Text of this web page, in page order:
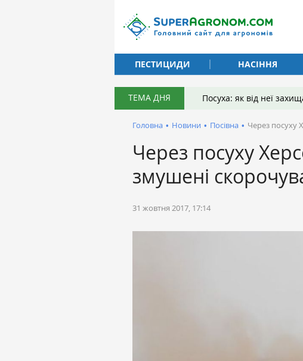
ПЕСТИЦИДИ
НАСІННЯ
ТЕМА ДНЯ Посуха: як від неї
Головна • Новини • Посівна • Через посуху
Через посуху
змушені
31 жовтня 2017, 17:14